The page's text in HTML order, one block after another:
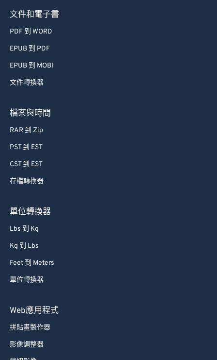
文件和電子書
PDF 到 WORD
EPUB 到 PDF
EPUB 到 MOBI
文件轉換器
檔案與時間
RAR 到 Zip
PST 到 EST
CST 到 EST
存檔轉換器
單位轉換器
Lbs 到 Kg
Kg 到 Lbs
Feet 到 Meters
單位轉換器
Web應用程式
拼貼畫製作器
影像調整器